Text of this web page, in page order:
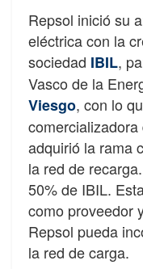
Repsol inició su
eléctrica con la
sociedad IBIL,
Vasco de la
Viesgo, con lo
adquirió la rama
la red de
50% de IBIL.
como proveedor
Repsol pueda
la red de carga.